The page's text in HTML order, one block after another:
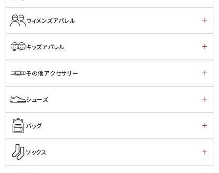
ウィメンズアパレル
キッズアパレル
その他アクセサリー
シューズ
バッグ
ソックス